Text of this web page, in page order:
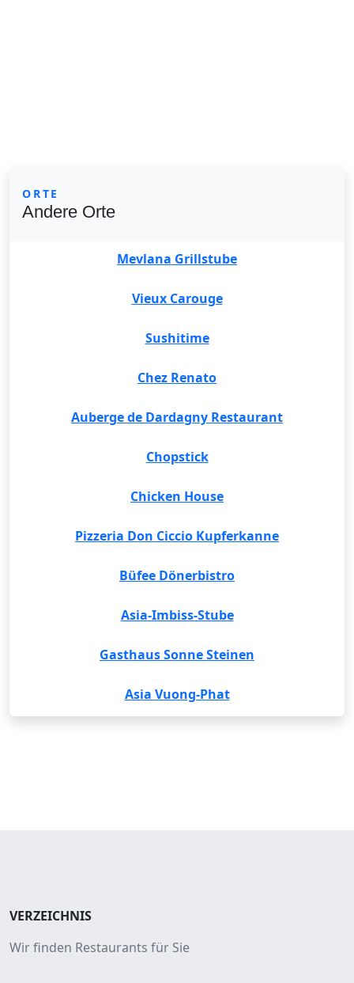
ORTE
Andere Orte
Mevlana Grillstube
Vieux Carouge
Sushitime
Chez Renato
Auberge de Dardagny Restaurant
Chopstick
Chicken House
Pizzeria Don Ciccio Kupferkanne
Büfee Dönerbistro
Asia-Imbiss-Stube
Gasthaus Sonne Steinen
Asia Vuong-Phat
VERZEICHNIS
Wir finden Restaurants für Sie